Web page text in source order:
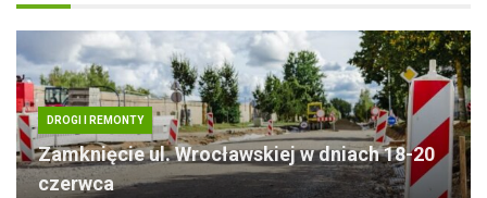
DROGI I REMONTY
Zamknięcie ul. Wrocławskiej w dniach 18-20
czerwca